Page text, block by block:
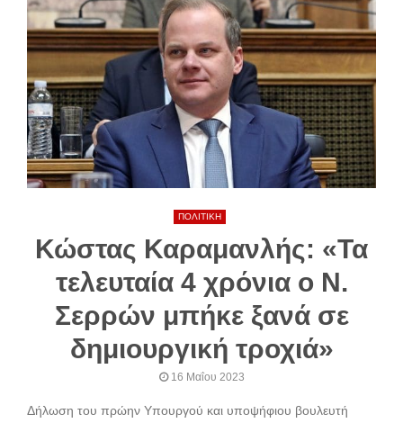
ΠΟΛΙΤΙΚΗ
Κώστας Καραμανλής: «Τα
τελευταία 4 χρόνια ο Ν.
Σερρών μπήκε ξανά σε
δημιουργική τροχιά»
16 Μαΐου 2023
Δήλωση του πρώην Υπουργού και υποψήφιου βουλευτή